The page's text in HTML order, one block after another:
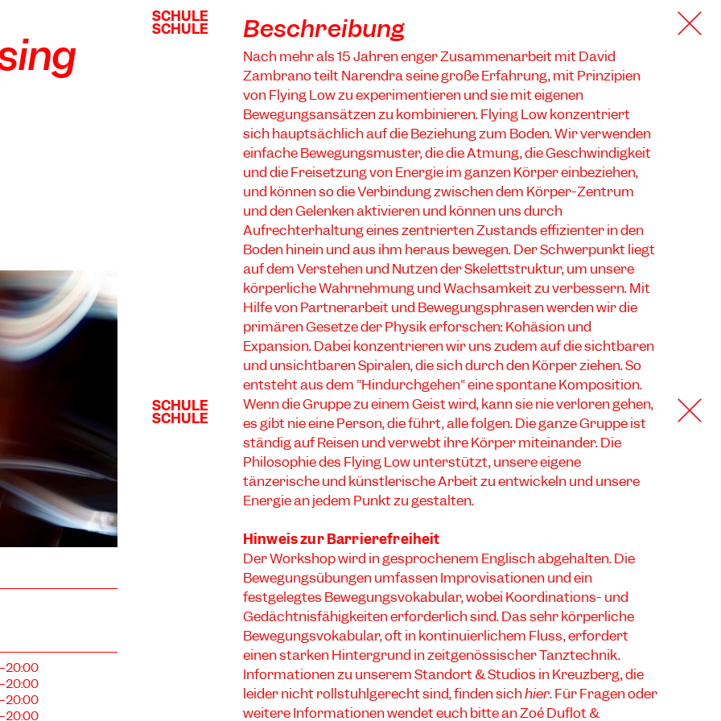
SCHULE
SCHULE
SCHULE
SCHULE Beschreibung
Nach mehr als 15 Jahren enger Zusammenarbeit mit David
Zambrano teilt Narendra seine große Erfahrung, mit Prinzipien
von Flying Low zu experimentieren und sie mit eigenen
Bewegungsansätzen zu kombinieren. Flying Low konzentriert
sich hauptsächlich auf die Beziehung zum Boden. Wir verwenden
einfache Bewegungsmuster, die die Atmung, die Geschwindigkeit
und die Freisetzung von Energie im ganzen Körper einbeziehen,
und können so die Verbindung zwischen dem Körper-Zentrum
und den Gelenken aktivieren und können uns durch
Aufrechterhaltung eines zentrierten Zustands effizienter in den
Boden hinein und aus ihm heraus bewegen. Der Schwerpunkt liegt
auf dem Verstehen und Nutzen der Skelettstruktur, um unsere
körperliche Wahrnehmung und Wachsamkeit zu verbessern. Mit
Hilfe von Partnerarbeit und Bewegungsphrasen werden wir die
primären Gesetze der Physik erforschen: Kohäsion und
Expansion. Dabei konzentrieren wir uns zudem auf die sichtbaren
und unsichtbaren Spiralen, die sich durch den Körper ziehen. So
entsteht aus dem "Hindurchgehen" eine spontane Komposition.
Wenn die Gruppe zu einem Geist wird, kann sie nie verloren gehen,
es gibt nie eine Person, die führt, alle folgen. Die ganze Gruppe ist
ständig auf Reisen und verwebt ihre Körper miteinander. Die
Philosophie des Flying Low unterstützt, unsere eigene
tänzerische und künstlerische Arbeit zu entwickeln und unsere
Energie an jedem Punkt zu gestalten.
Hinweis zur Barrierefreiheit
Der Workshop wird in gesprochenem Englisch abgehalten. Die
Bewegungsübungen umfassen Improvisationen und ein
festgelegtes Bewegungsvokabular, wobei Koordinations- und
Gedächtnisfähigkeiten erforderlich sind. Das sehr körperliche
Bewegungsvokabular, oft in kontinuierlichem Fluss, erfordert
einen starken Hintergrund in zeitgenössischer Tanztechnik.
Informationen zu unserem Standort & Studios in Kreuzberg, die
leider nicht rollstuhlgerecht sind, finden sichhier.Für Fragen oder
weitere Informationen wendet euch bitte an Zoé Duflot &